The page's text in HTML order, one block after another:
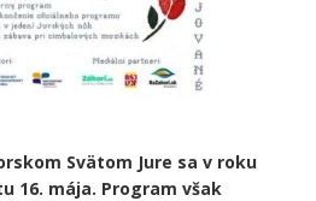
Svätom Jure sa v roku
16. mája. Program však